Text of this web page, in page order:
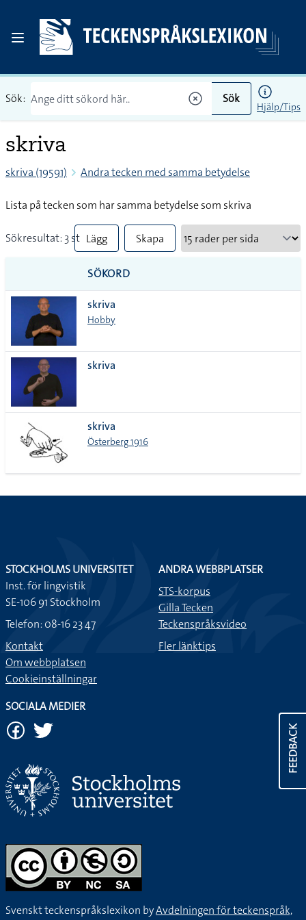
Sök: Sök
Hjälp/Tips
skriva
skriva (19591) Andra tecken med samma betydelse
Lista på tecken som har samma betydelse som skriva
Sökresultat: 3 st Lägg
till
alla i
lista
Skapa
SÖKORD
skriva
Hobby
skriva
skriva
Österberg 1916
FEEDBACK
STOCKHOLMS UNIVERSITET
Inst. för lingvistik
SE-106 91 Stockholm
Telefon: 08-16 23 47
Kontakt
Om webbplatsen
Cookieinställningar
ANDRA WEBBPLATSER
STS-korpus
Gilla Tecken
Teckenspråksvideo
Fler länktips
SOCIALA MEDIER
Svenskt teckenspråkslexikon byAvdelningen för teckenspråk,